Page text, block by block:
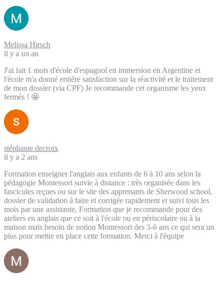
Melissa Hirsch
il y a un an
J'ai fait 1 mois d'école d'espagnol en immersion en Argentine et
l'école m'a donné entière satisfaction sur la réactivité et le traitement
de mon dossier (via CPF) Je recommande cet organisme les yeux
fermés ! 🤩
stéphanie decroix
il y a 2 ans
Formation enseigner l'anglais aux enfants de 6 à 10 ans selon la
pédagogie Montessori suivie à distance : très organisée dans les
fascicules reçues ou sur le site des apprenants de Sherwood school,
dossier de validation à faire et corrigée rapidement et suivi tous les
mois par une assistante, Formation que je recommande pour des
ateliers en anglais que ce soit à l'école ou en périscolaire ou à la
maison mais besoin de notion Montessori des 3-6 ans ce qui sera un
plus pour mettre en place cette formation. Merci à l'équipe